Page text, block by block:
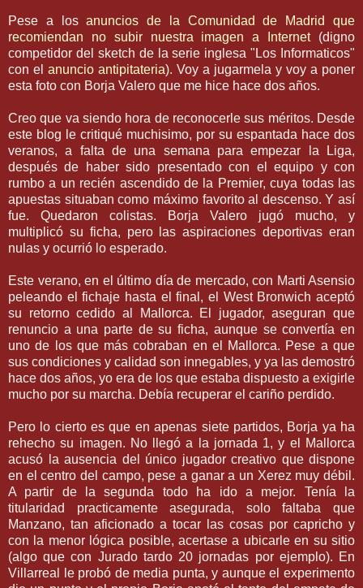
Pese a losanuncios de la Comunidad de Madrid que
recomiendan no subir nuestra imagen a Internet (digno
competidor del sketch de la serie inglesa "Los Informaticos"
con el anuncio antipitateria). Voy a jugarmela y voy a poner
esta foto con Borja Valero que me hice hace dos años.
Creo que va siendo hora de reconocerle sus méritos. Desde
este blog le critiqué muchisimo, por su espantada hace dos
veranos, a falta de una semana para empezar la Liga,
después de haber sido presentado con el equipo y con
rumbo a un recién ascendido de la Premier, cuya todas las
apuestas situaban como máximo favorito al descenso. Y así
fue. Quedaron colistas.
Borja Valero jugó mucho, y
multiplicó su ficha, pero las aspiraciones deportivas eran
nulas y ocurrió lo esperado.
Este verano, en el último día de mercado, con Marti Asensio
peleando elfichaje hasta el final, el West Bronwich aceptó
su retorno cedido al
Mallorca. El jugador, aseguran que
renuncio a una parte de su ficha, aunque se convertía en
uno de los que más cobraban en el
Mallorca. Pese a que
sus condiciones y calidad son innegables, y ya las demostró
hace dos años, yo era de los que estaba dispuesto a exigirle
mucho por su marcha. Debía recuperar el cariño perdido.
Pero lo cierto es que en apenas siete partidos, Borja ya ha
rehecho su imagen. No llegó a la jornada 1, y el
Mallorca
acusó la ausencia del único jugador creativo que dispone
en el centro del campo, pese a ganar a un Xerez muydébil .
A partir de la segunda todo ha ido a mejor. Tenía la
titularidad practicamenteasegurada, solo faltaba que
Manzano, tan aficionado a tocar las cosas por capricho y
con la menor lógica posible, acertase a ubicarle en su sitio
(algo que con Jurado tardo 20 jornadas por ejemplo). En
Villarreal
le probó de media punta, y aunque el experimento